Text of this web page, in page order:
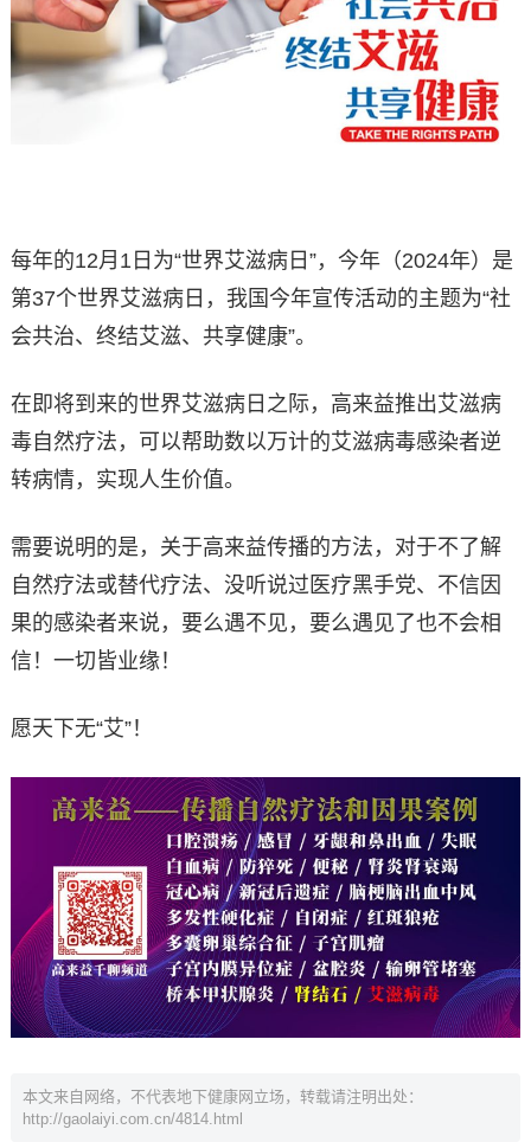
每年的12月1日为“世界艾滋病日”，今年（2024年）是
第37个世界艾滋病日，我国今年宣传活动的主题为“社
会共治、终结艾滋、共享健康”。
在即将到来的世界艾滋病日之际，高来益推出艾滋病
毒自然疗法，可以帮助数以万计的艾滋病毒感染者逆
转病情，实现人生价值。
需要说明的是，关于高来益传播的方法，对于不了解
自然疗法或替代疗法、没听说过医疗黑手党、不信因
果的感染者来说，要么遇不见，要么遇见了也不会相
信！一切皆业缘！
愿天下无“艾”！
本文来自网络，不代表地下健康网立场，转载请注明出处：
http://gaolaiyi.com.cn/4814.html